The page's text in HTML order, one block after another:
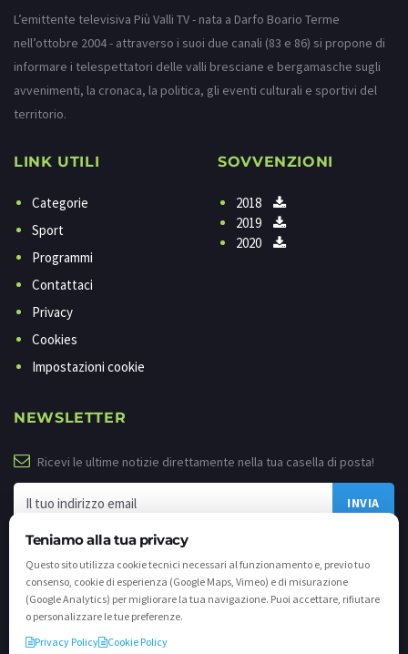
Teniamo alla tua privacy
Questo sito utilizza cookie tecnici necessari al funzionamento e, previo tuo
consenso, cookie di esperienza (Google Maps, Vimeo) e di misurazione
(Google Analytics) per migliorare la tua navigazione. Puoi accettare, rifiutare
o personalizzare le tue preferenze.
Privacy Policy
Cookie Policy
L’emittente televisiva Più Valli TV - nata a Darfo Boario Terme
nell’ottobre 2004 - attraverso i suoi due canali (83 e 86) si propone di
informare i telespettatori delle valli bresciane e bergamasche sugli
avvenimenti, la cronaca, la politica, gli eventi culturali e sportivi del
territorio.
LINK UTILI
Categorie
Sport
Programmi
Contattaci
Privacy
Cookies
Impostazioni cookie
SOVVENZIONI
2018
2019
2020
NEWSLETTER
Ricevi le ultime notizie direttamente nella tua casella di posta!